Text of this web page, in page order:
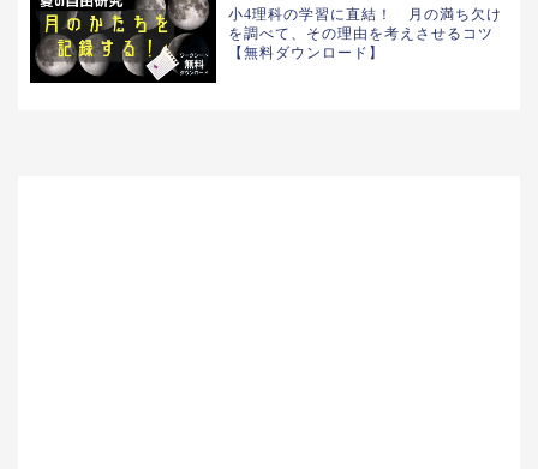
小4理科の学習に直結！ 月の満ち欠け
を調べて、その理由を考えさせるコツ
【無料ダウンロード】